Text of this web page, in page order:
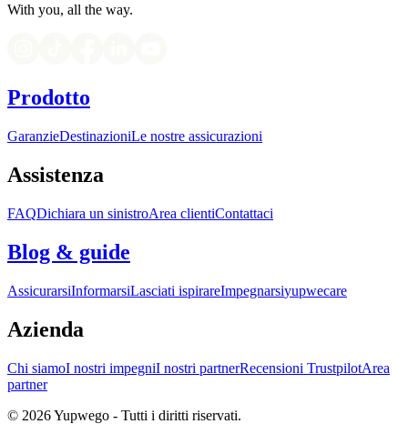
With you, all the way.
Prodotto
GaranzieDestinazioniLe nostre assicurazioni
Assistenza
FAQDichiara un sinistroArea clientiContattaci
Blog & guide
AssicurarsiInformarsiLasciati ispirareImpegnarsiyupwecare
Azienda
Chi siamoI nostri impegniI nostri partnerRecensioni TrustpilotArea
partner
© 2026 Yupwego - Tutti i diritti riservati.